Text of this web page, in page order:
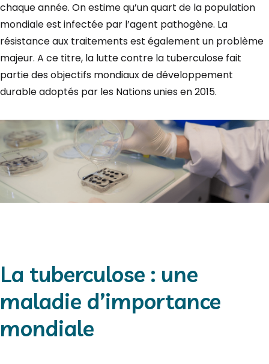
chaque année. On estime qu’un quart de la population
mondiale est infectée par l’agent pathogène. La
résistance aux traitements est également un problème
majeur. A ce titre, la lutte contre la tuberculose fait
partie des objectifs mondiaux de développement
durable adoptés par les Nations unies en 2015.
La tuberculose : une
maladie d’importance
mondiale